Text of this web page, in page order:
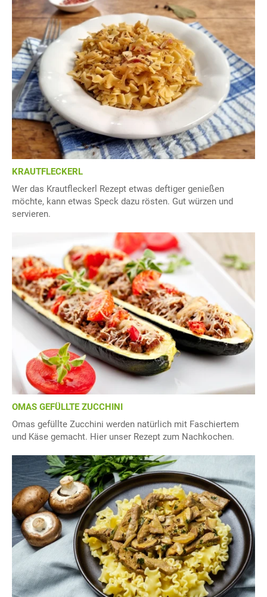
KRAUTFLECKERL
Wer das Krautfleckerl Rezept etwas deftiger genießen
möchte, kann etwas Speck dazu rösten. Gut würzen und
servieren.
OMAS GEFÜLLTE ZUCCHINI
Omas gefüllte Zucchini werden natürlich mit Faschiertem
und Käse gemacht. Hier unser Rezept zum Nachkochen.